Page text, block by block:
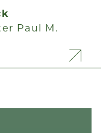
Paul M.